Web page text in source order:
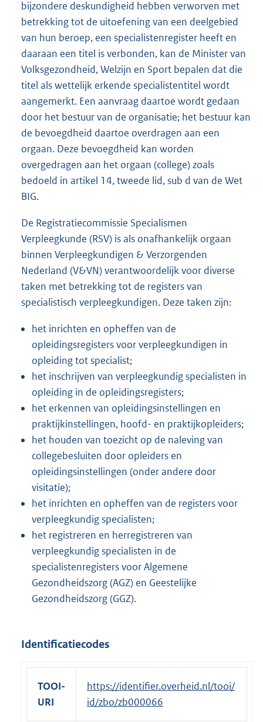
bijzondere deskundigheid hebben verworven met
betrekking tot de uitoefening van een deelgebied
van hun beroep, een specialistenregister heeft en
daaraan een titel is verbonden, kan de Minister van
Volksgezondheid, Welzijn en Sport bepalen dat die
titel als wettelijk erkende specialistentitel wordt
aangemerkt. Een aanvraag daartoe wordt gedaan
door het bestuur van de organisatie; het bestuur kan
de bevoegdheid daartoe overdragen aan een
orgaan. Deze bevoegdheid kan worden
overgedragen aan het orgaan (college) zoals
bedoeld in artikel 14, tweede lid, sub d van de Wet
BIG.
De Registratiecommissie Specialismen
Verpleegkunde (RSV) is als onafhankelijk orgaan
binnen Verpleegkundigen & Verzorgenden
Nederland (V&VN) verantwoordelijk voor diverse
taken met betrekking tot de registers van
specialistisch verpleegkundigen. Deze taken zijn:
het inrichten en opheffen van de
opleidingsregisters voor verpleegkundigen in
opleiding tot specialist;
het inschrijven van verpleegkundig specialisten in
opleiding in de opleidingsregisters;
het erkennen van opleidingsinstellingen en
praktijkinstellingen, hoofd- en praktijkopleiders;
het houden van toezicht op de naleving van
collegebesluiten door opleiders en
opleidingsinstellingen (onder andere door
visitatie);
het inrichten en opheffen van de registers voor
verpleegkundig specialisten;
het registreren en herregistreren van
verpleegkundig specialisten in de
specialistenregisters voor Algemene
Gezondheidszorg (AGZ) en Geestelijke
Gezondheidszorg (GGZ).
Identificatiecodes
TOOI-
URI
https://identifier.overheid.nl/tooi/
id/zbo/zb000066